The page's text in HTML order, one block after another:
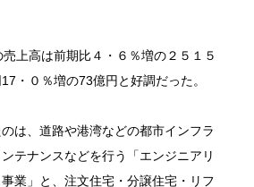
上高は前期比４・６％増の２５１５
・０％増の73億円と好調だった。
は、道路や港湾などの都市インフラ
テナンスなどを行う「エンジニアリ
業」と、注文住宅・分譲住宅・リフ